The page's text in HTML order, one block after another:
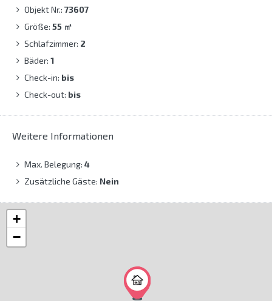
Objekt Nr.: 73607
Größe: 55 ㎡
Schlafzimmer: 2
Bäder: 1
Check-in: bis
Check-out: bis
Weitere Informationen
Max. Belegung: 4
Zusätzliche Gäste: Nein
+
−